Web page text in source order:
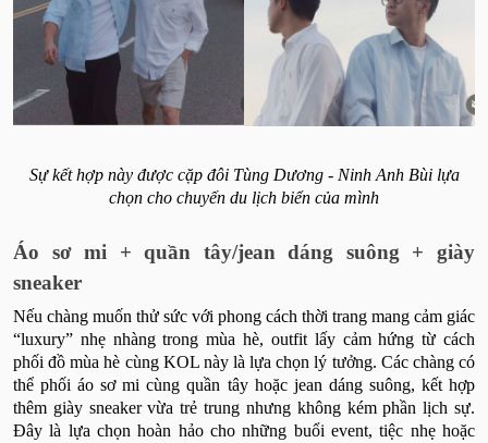
Sự kết hợp này được cặp đôi Tùng Dương - Ninh Anh Bùi lựa
chọn cho chuyến du lịch biển của mình
Áo sơ mi + quần tây/jean dáng suông + giày
sneaker
Nếu chàng muốn thử sức với phong cách thời trang mang cảm giác
“luxury” nhẹ nhàng trong mùa hè, outfit lấy cảm hứng từ cách
phối đồ mùa hè cùng KOL này là lựa chọn lý tưởng. Các chàng có
thể phối áo sơ mi cùng quần tây hoặc jean dáng suông, kết hợp
thêm giày sneaker vừa trẻ trung nhưng không kém phần lịch sự.
Đây là lựa chọn hoàn hảo cho những buổi event, tiệc nhẹ hoặc